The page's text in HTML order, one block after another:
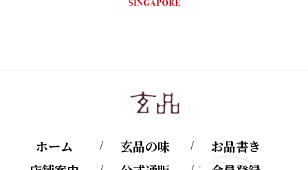
ホーム 玄品の味
お品書き